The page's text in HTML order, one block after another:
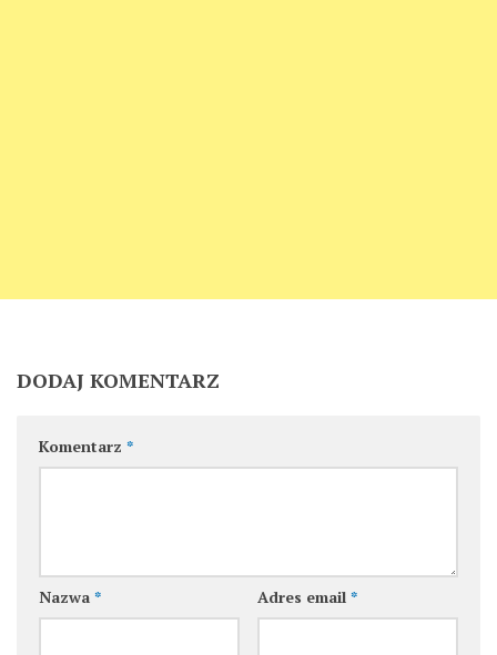
DODAJ KOMENTARZ
Komentarz *
Nazwa * Adres email *